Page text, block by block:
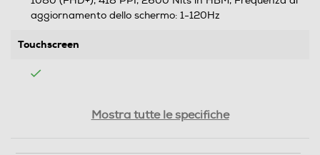
aggiornamento dello schermo: 1-120Hz
Touchscreen
Mostra tutte le specifiche